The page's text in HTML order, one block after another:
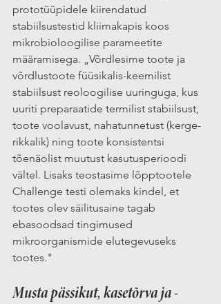
prototüüpidele kiirendatud
stabiilsustestid kliimakapis koos
mikrobioloogilise parameetite
määramisega. „Võrdlesime toote ja
võrdlustoote füüsikalis-keemilist
stabiilsust reoloogilise uuringuga, kus
uuriti preparaatide termilist stabiilsust,
toote voolavust, nahatunnetust (kerge-
rikkalik) ning toote konsistentsi
tõenäolist muutust kasutusperioodi
vältel. Lisaks teostasime lõpptootele
Challenge testi olemaks kindel, et
tootes olev säilitusaine tagab
ebasoodsad tingimused
mikroorganismide elutegevuseks
tootes."
Musta pässikut, kasetõrva ja -